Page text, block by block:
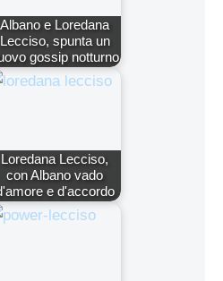
Albano e Loredana
Lecciso, spunta un
gossip notturno
Loredana Lecciso,
con Albano vado
e d'accordo